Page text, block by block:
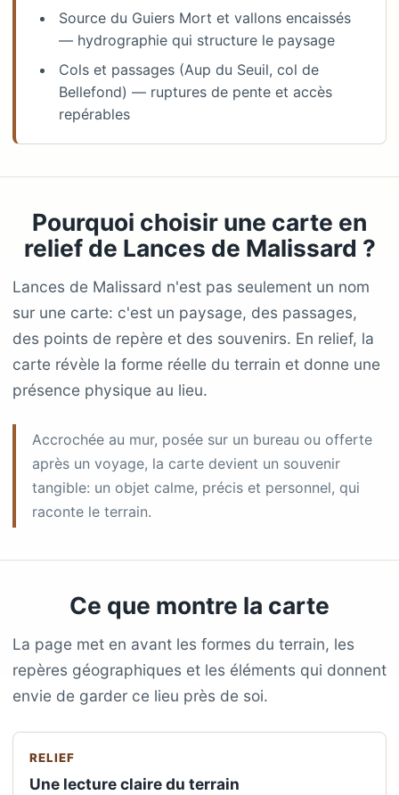
Source du Guiers Mort et vallons encaissés
— hydrographie qui structure le paysage
Cols et passages (Aup du Seuil, col de
Bellefond) — ruptures de pente et accès
repérables
Pourquoi choisir une carte en
relief de Lances de Malissard ?
Lances de Malissard n'est pas seulement un nom
sur une carte: c'est un paysage, des passages,
des points de repère et des souvenirs. En relief, la
carte révèle la forme réelle du terrain et donne une
présence physique au lieu.
Accrochée au mur, posée sur un bureau ou offerte
après un voyage, la carte devient un souvenir
tangible: un objet calme, précis et personnel, qui
raconte le terrain.
Ce que montre la carte
La page met en avant les formes du terrain, les
repères géographiques et les éléments qui donnent
envie de garder ce lieu près de soi.
RELIEF
Une lecture claire du terrain